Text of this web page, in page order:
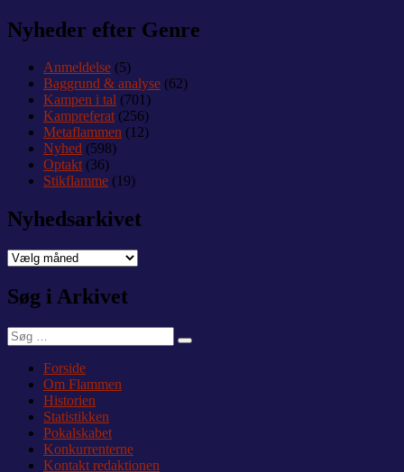
Nyheder efter Genre
Anmeldelse (5)
Baggrund & analyse (62)
Kampen i tal (701)
Kampreferat(256)
Metaflammen (12)
Nyhed (598)
Optakt(36)
Stikflamme (19)
Nyhedsarkivet
Nyhedsarkivet
Søg i Arkivet
Søg
efter:
Søg
Forside
Om Flammen
Historien
Statistikken
Pokalskabet
Konkurrenterne
Kontakt redaktionen